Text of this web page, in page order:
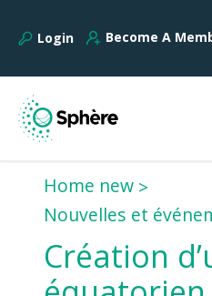
Login Become A
Home new
Nouvelles et
Création